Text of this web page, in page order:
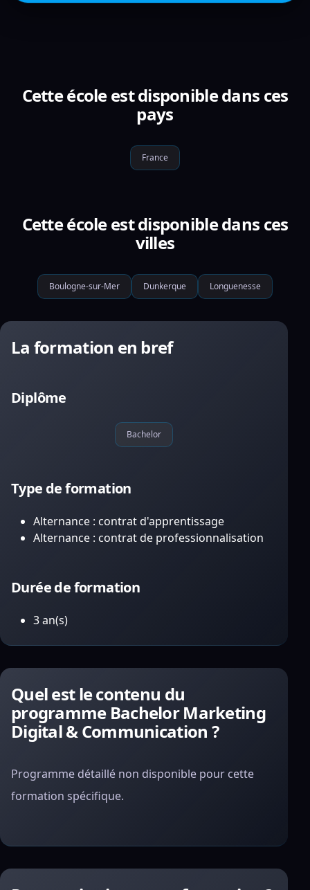
Cette école est disponible dans ces
pays
France
Cette école est disponible dans ces
villes
Boulogne-sur-Mer Dunkerque Longuenesse
La formation en bref
Diplôme
Bachelor
Type de formation
Alternance : contrat d'apprentissage
Alternance : contrat de professionnalisation
Durée de formation
3 an(s)
Quel est le contenu du
programme Bachelor Marketing
Digital & Communication ?
Programme détaillé non disponible pour cette
formation spécifique.